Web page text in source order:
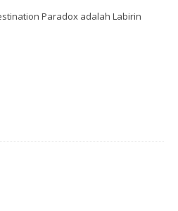
Paradox adalah Labirin